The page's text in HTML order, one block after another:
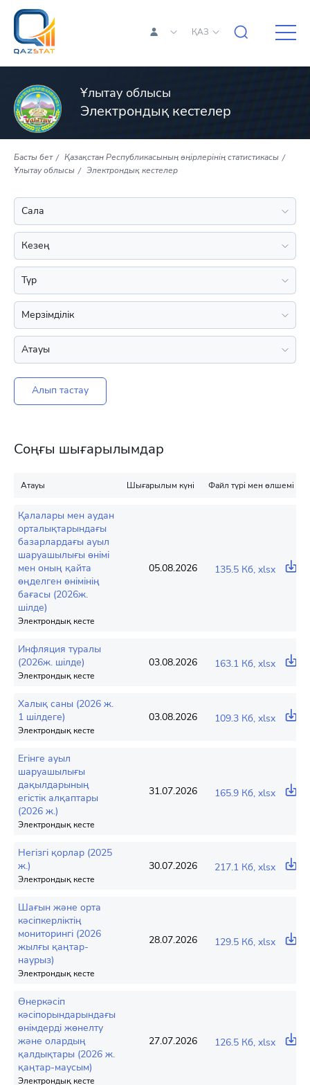
ҚАЗ
Ұлытау облысы
Электрондық кестелер
Басты бет
Қазақстан Республикасының өңірлерінің статистикасы
Ұлытау облысы
Электрондық кестелер
Алып тастау
Соңғы шығарылымдар
Атауы Шығарылым күні Файл түрі мен өлшемі
Қалалары мен аудан
орталықтарындағы
базарлардағы ауыл
шаруашылығы өнімі
мен оның қайта
өңделген өнімінің
бағасы (2026ж.
шілде)
Электрондық кесте
05.08.2026 135.5 Кб, xlsx
Инфляция туралы
(2026ж. шілде)
Электрондық кесте
03.08.2026 163.1 Кб, xlsx
Халық саны (2026 ж.
1 шілдеге)
Электрондық кесте
03.08.2026 109.3 Кб, xlsx
Егінге ауыл
шаруашылығы
дақылдарының
егістік алқаптары
(2026 ж.)
Электрондық кесте
31.07.2026 165.9 Кб, xlsx
Негізгі қорлар (2025
ж.)
Электрондық кесте
30.07.2026 217.1 Кб, xlsx
Шағын және орта
кәсіпкерліктің
мониторингі (2026
жылғы қаңтар-
наурыз)
Электрондық кесте
28.07.2026 129.5 Кб, xlsx
Өнеркәсіп
кәсіпорындарындағы
өнімдерді жөнелту
және олардың
қалдықтары (2026 ж.
қаңтар-маусым)
Электрондық кесте
27.07.2026 126.5 Кб, xlsx